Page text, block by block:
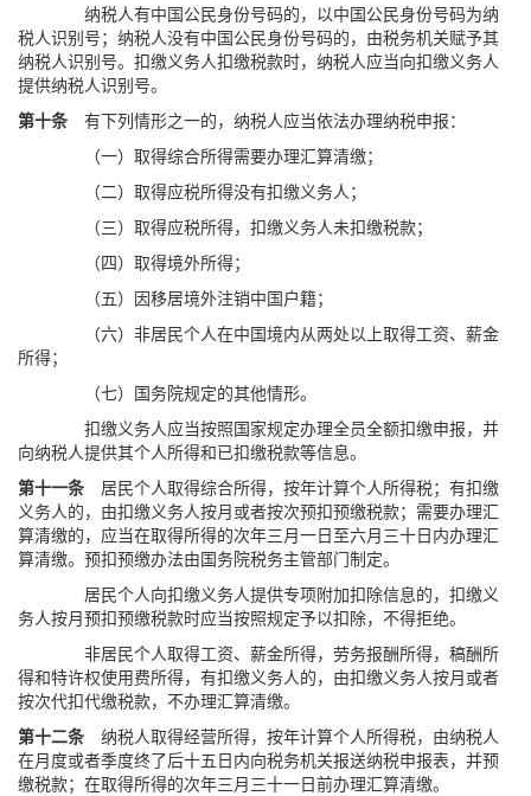
纳税人有中国公民身份号码的，以中国公民身份号码为纳
税人识别号；纳税人没有中国公民身份号码的，由税务机关赋予其
纳税人识别号。扣缴义务人扣缴税款时，纳税人应当向扣缴义务人
提供纳税人识别号。
第十条 有下列情形之一的，纳税人应当依法办理纳税申报：
（一）取得综合所得需要办理汇算清缴；
（二）取得应税所得没有扣缴义务人；
（三）取得应税所得，扣缴义务人未扣缴税款；
（四）取得境外所得；
（五）因移居境外注销中国户籍；
（六）非居民个人在中国境内从两处以上取得工资、薪金
所得；
（七）国务院规定的其他情形。
扣缴义务人应当按照国家规定办理全员全额扣缴申报，并
向纳税人提供其个人所得和已扣缴税款等信息。
第十一条 居民个人取得综合所得，按年计算个人所得税；有扣缴
义务人的，由扣缴义务人按月或者按次预扣预缴税款；需要办理汇
算清缴的，应当在取得所得的次年三月一日至六月三十日内办理汇
算清缴。预扣预缴办法由国务院税务主管部门制定。
居民个人向扣缴义务人提供专项附加扣除信息的，扣缴义
务人按月预扣预缴税款时应当按照规定予以扣除，不得拒绝。
非居民个人取得工资、薪金所得，劳务报酬所得，稿酬所
得和特许权使用费所得，有扣缴义务人的，由扣缴义务人按月或者
按次代扣代缴税款，不办理汇算清缴。
第十二条 纳税人取得经营所得，按年计算个人所得税，由纳税人
在月度或者季度终了后十五日内向税务机关报送纳税申报表，并预
缴税款；在取得所得的次年三月三十一日前办理汇算清缴。